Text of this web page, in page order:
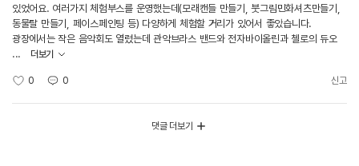
있었어요. 여러가지 체험부스를 운영했는데(모래캔들 만들기, 붓그림민화셔츠만들기,
동물탈 만들기, 페이스페인팅 등) 다양하게 체험할 거리가 있어서 좋았습니다.
광장에서는 작은 음악회도 열렸는데 관악브라스 밴드와 전자바이올린과 첼로의 듀오
...
더보기
0 0 신고
댓글 더보기